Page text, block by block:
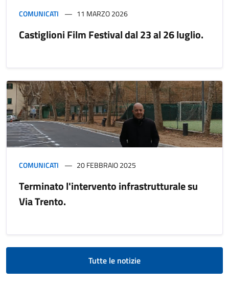
COMUNICATI 11 MARZO 2026
Castiglioni Film Festival dal 23 al 26 luglio.
COMUNICATI 20 FEBBRAIO 2025
Terminato l'intervento infrastrutturale su
Via Trento.
Tutte le notizie